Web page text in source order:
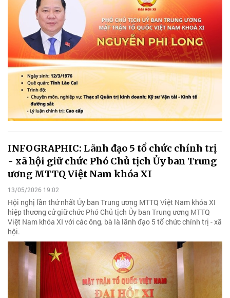
INFOGRAPHIC: Lãnh đạo 5 tổ chức chính trị
- xã hội giữ chức Phó Chủ tịch Ủy ban Trung
ương MTTQ Việt Nam khóa XI
13/05/2026 19:02
Hội nghị lần thứ nhất Ủy ban Trung ương MTTQ Việt Nam khóa XI
hiệp thương cử giữ chức Phó Chủ tịch Ủy ban Trung ương MTTQ
Việt Nam khóa XI với các ông, bà là lãnh đạo 5 tổ chức chính trị - xã
hội.